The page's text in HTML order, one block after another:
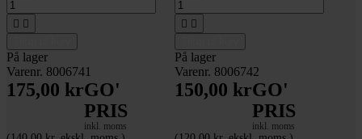
 
På lager
Varenr. 8006741
175,00 krGO'
PRIS
inkl. moms
 
På lager
Varenr. 8006742
150,00 krGO'
PRIS
inkl. moms